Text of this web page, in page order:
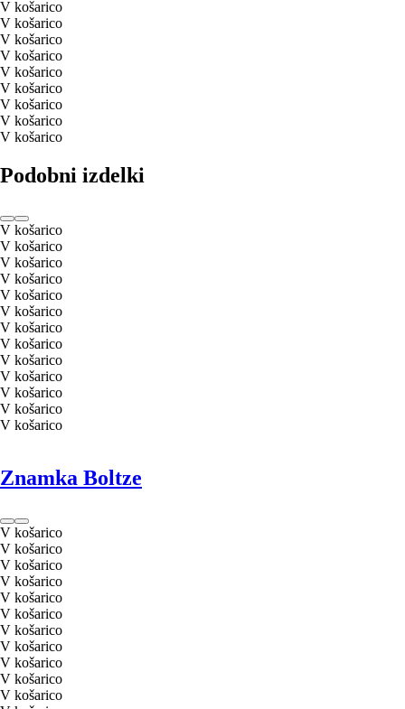
V košarico
V košarico
V košarico
V košarico
V košarico
V košarico
V košarico
V košarico
V košarico
Podobni izdelki
V košarico
V košarico
V košarico
V košarico
V košarico
V košarico
V košarico
V košarico
V košarico
V košarico
V košarico
V košarico
V košarico
Znamka Boltze
V košarico
V košarico
V košarico
V košarico
V košarico
V košarico
V košarico
V košarico
V košarico
V košarico
V košarico